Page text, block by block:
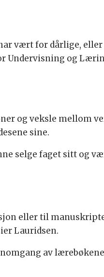
vært for dårlige,
Undervisning og
og veksle mellom
sine.
selge faget sitt og
eller til
Lauridsen.
av